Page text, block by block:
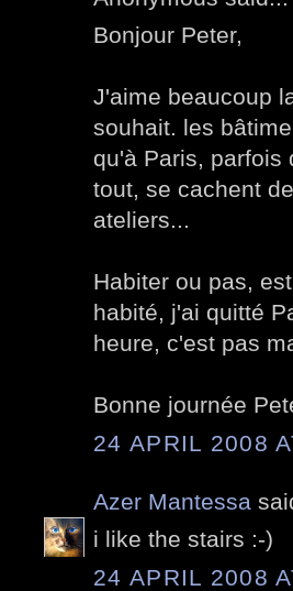
Bonjour Peter,
J'aime beaucoup
souhait. les
qu'à Paris, parfois
tout, se cachent
ateliers...
Habiter ou pas,
habité, j'ai quitté
heure, c'est pas
Bonne journée
24 APRIL 2008
Azer Mantessa
i like the stairs :-)
24 APRIL 2008